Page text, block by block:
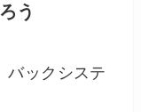
う
バックシステ